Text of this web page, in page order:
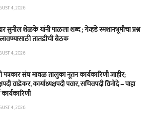
4, 2026
सुनील शेळके यांनी पाळला शब्द ; गेव्हंडे स्मशानभूमीचा प्रश्न
लावण्यासाठी तातडीची बैठक
4, 2026
पत्रकार संघ मावळ तालुका नूतन कार्यकारिणी जाहीर;
वाडेकर, कार्याध्यक्षपदी पवार, सचिवपदी विनोदे – पाहा
4, 2026